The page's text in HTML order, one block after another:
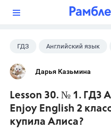
ГДЗ Английский язык
Биболетова М. З.
Дарья Казьмина
Lesson 30. № 1. ГДЗ
Enjoy English 2
купила Алиса?